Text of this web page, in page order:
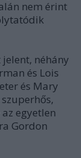
nem érint
néhány
és Lois
és Mary
egyetlen
Gordon